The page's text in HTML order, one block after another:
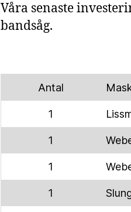
Våra senaste
bandsåg.
Antal
1
1
1
1